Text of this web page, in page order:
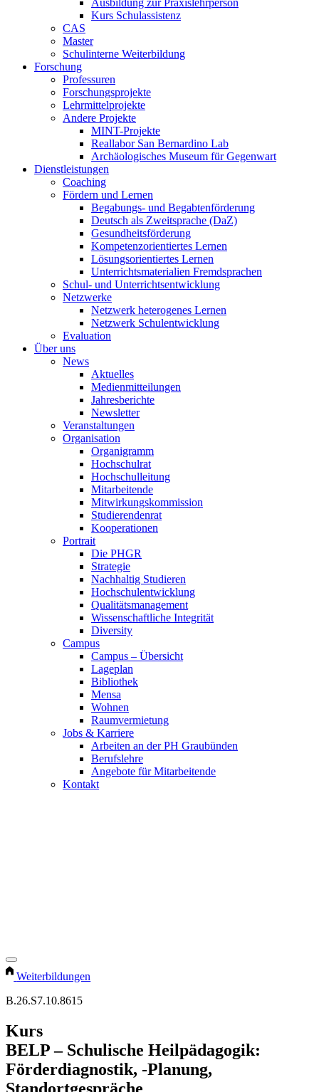
Ausbildung zur Praxislehrperson
Kurs Schulassistenz
CAS
Master
Schulinterne Weiterbildung
Forschung
Professuren
Forschungsprojekte
Lehrmittelprojekte
Andere Projekte
MINT-Projekte
Reallabor San Bernardino Lab
Archäologisches Museum für Gegenwart
Dienstleistungen
Coaching
Fördern und Lernen
Begabungs- und Begabtenförderung
Deutsch als Zweitsprache (DaZ)
Gesundheitsförderung
Kompetenzorientiertes Lernen
Lösungsorientiertes Lernen
Unterrichtsmaterialien Fremdsprachen
Schul- und Unterrichtsentwicklung
Netzwerke
Netzwerk heterogenes Lernen
Netzwerk Schulentwicklung
Evaluation
Über uns
News
Aktuelles
Medienmitteilungen
Jahresberichte
Newsletter
Veranstaltungen
Organisation
Organigramm
Hochschulrat
Hochschulleitung
Mitarbeitende
Mitwirkungskommission
Studierendenrat
Kooperationen
Portrait
Die PHGR
Strategie
Nachhaltig Studieren
Hochschulentwicklung
Qualitätsmanagement
Wissenschaftliche Integrität
Diversity
Campus
Campus – Übersicht
Lageplan
Bibliothek
Mensa
Wohnen
Raumvermietung
Jobs & Karriere
Arbeiten an der PH Graubünden
Berufslehre
Angebote für Mitarbeitende
Kontakt
Weiterbildungen
B.26.S7.10.8615
Kurs
BELP – Schulische Heilpädagogik:
Förderdiagnostik, -Planung,